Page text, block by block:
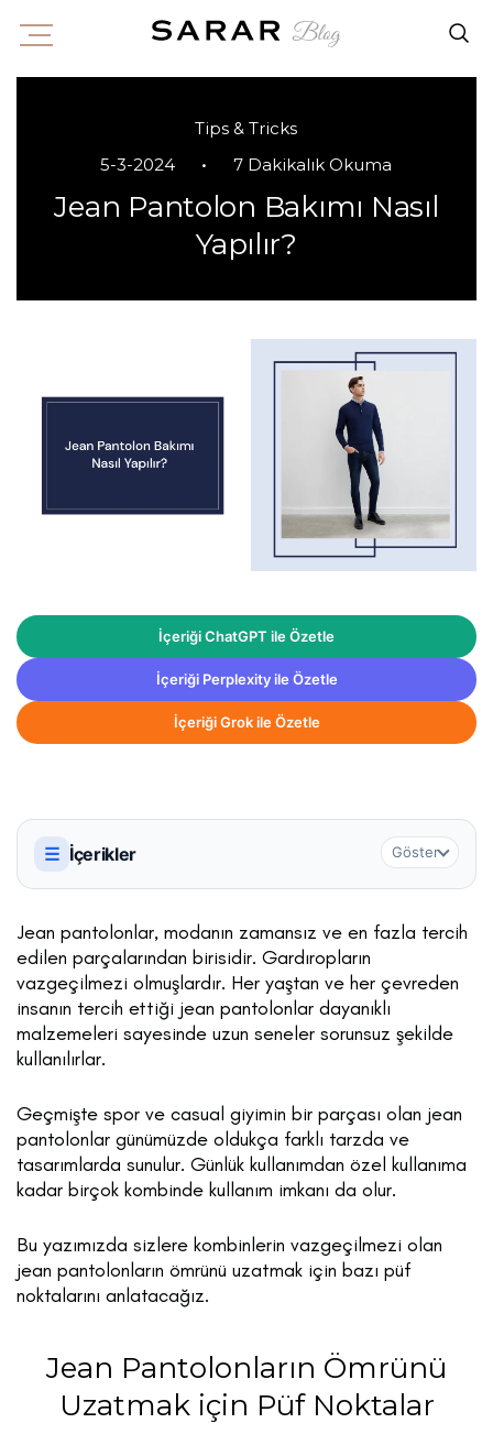
Tips & Tricks
5-3-2024
• 7 Dakikalık Okuma
Jean Pantolon Bakımı Nasıl
Yapılır?
İçeriği ChatGPT ile Özetle
İçeriği Perplexity ile Özetle
İçeriği Grok ile Özetle
☰ İçerikler Göster
Jean pantolonlar, modanın zamansız ve en fazla tercih
edilen parçalarından birisidir. Gardıropların
vazgeçilmezi olmuşlardır. Her yaştan ve her çevreden
insanın tercih ettiği jean pantolonlar dayanıklı
malzemeleri sayesinde uzun seneler sorunsuz şekilde
kullanılırlar.
Geçmişte spor ve casual giyimin bir parçası olan jean
pantolonlar günümüzde oldukça farklı tarzda ve
tasarımlarda sunulur. Günlük kullanımdan özel kullanıma
kadar birçok kombinde kullanım imkanı da olur.
Bu yazımızda sizlere kombinlerin vazgeçilmezi olan
jean pantolonların ömrünü uzatmak için bazı püf
noktalarını anlatacağız.
Jean Pantolonların Ömrünü
Uzatmak için Püf Noktalar